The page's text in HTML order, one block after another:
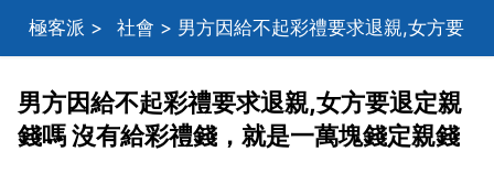
極客派 > 社會 > 男方因給不起彩禮要求退親,女方要
退定親錢嗎 沒有給彩禮錢，就是一萬塊錢定親錢
男方因給不起彩禮要求退親,女方要退定親
錢嗎 沒有給彩禮錢，就是一萬塊錢定親錢